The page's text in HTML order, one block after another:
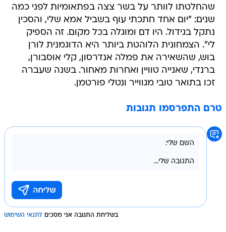
שהחלטתו לוותר על בשר צצה בפתאומיות לפני כמה
שנים: "יום אחד חתכתי עוף בשביל אמא שלי, והסכין
נתקל בגידול. היו דם ומוגלה בכל מקום. זה הספיק
לי". הצמחונית הלוהטת ביותר היא הדוגמנית לורן
בוש, שהשאירה את פמלה אנדרסון, קלי אוסבורן,
ברנדי, שאנייה טוויין ואחרות מאחור. בשנה שעברה
זכו בתואר טובי מגווייר ונטלי פורטמן.
טרם התפרסמו תגובות
בשליחת התגובה אני מסכים לתנאי השימוש